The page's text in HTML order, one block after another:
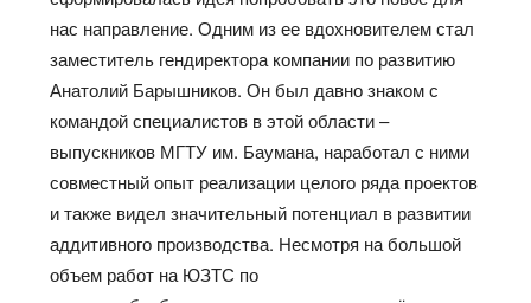
нас направление. Одним из ее вдохновителем стал
заместитель гендиректора компании по развитию
Анатолий Барышников. Он был давно знаком с
командой специалистов в этой области –
выпускников МГТУ им. Баумана, наработал с ними
совместный опыт реализации целого ряда проектов
и также видел значительный потенциал в развитии
аддитивного производства. Несмотря на большой
объем работ на ЮЗТС по